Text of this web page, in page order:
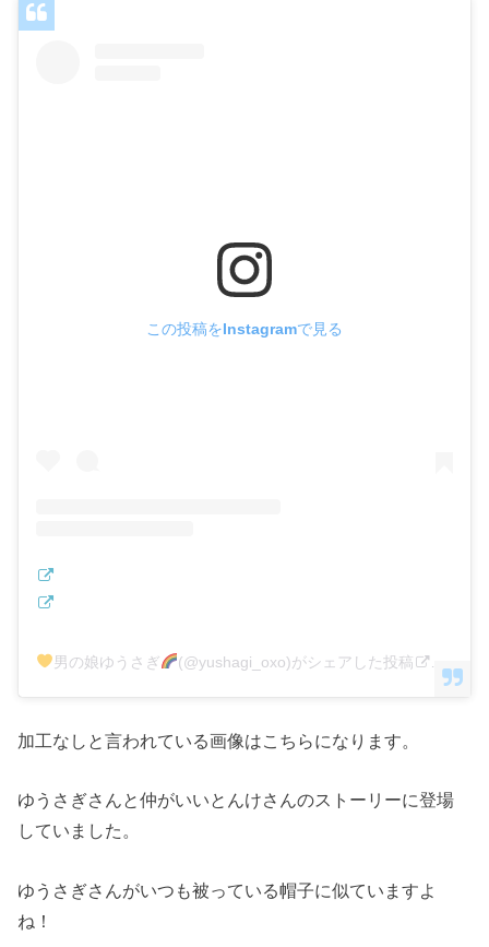
この投稿をInstagramで見る
男の娘ゆうさぎ (@yushagi_oxo)がシェアした投稿
加工なしと言われている画像はこちらになります。
ゆうさぎさんと仲がいいとんけさんのストーリーに登場
していました。
ゆうさぎさんがいつも被っている帽子に似ていますよ
ね！